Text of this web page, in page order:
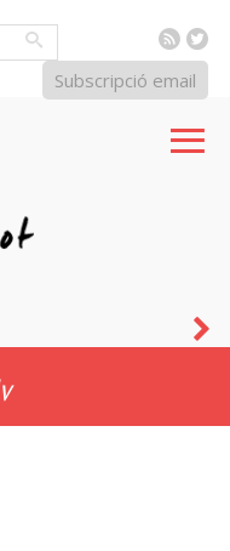
RSS
Subscripció email